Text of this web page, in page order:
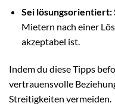
Sei lösungsorientiert:
Mietern nach einer
akzeptabel ist.
Indem du diese Tipps
vertrauensvolle
Streitigkeiten vermeiden.